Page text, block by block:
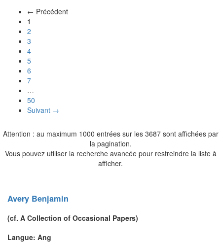
← Précédent
1
2
3
4
5
6
7
…
50
Suivant →
Attention : au maximum 1000 entrées sur les 3687 sont affichées par
la pagination.
Vous pouvez utiliser la recherche avancée pour restreindre la liste à
afficher.
Avery Benjamin
(cf. A Collection of Occasional Papers)
Langue: Ang